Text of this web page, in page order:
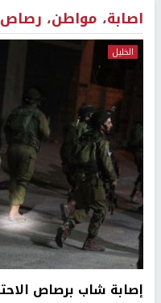
اصابة، مواطن، رصاص
الخليل
إصابة شاب برصاص